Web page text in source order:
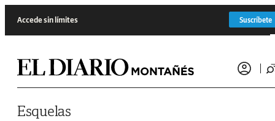
Accede sin límites Suscríbete
Esquelas